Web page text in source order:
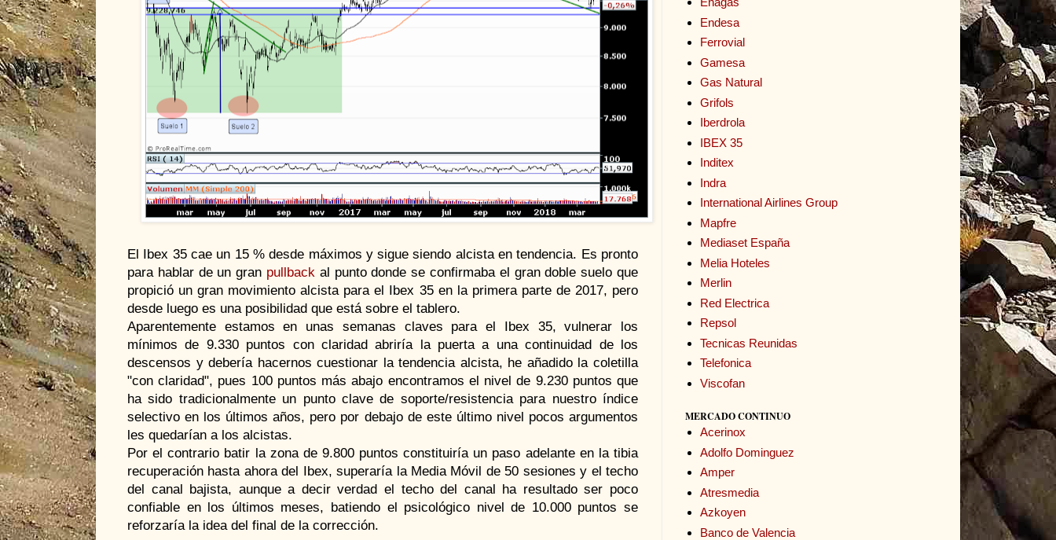
El Ibex 35 cae un 15 % desde máximos y sigue siendo alcista en tendencia. Es pronto
para hablar de un gran pullback al punto donde se confirmaba el gran doble suelo que
propició un gran movimiento alcista para el Ibex 35 en la primera parte de 2017, pero
desde luego es una posibilidad que está sobre el tablero.
Aparentemente estamos en unas semanas claves para el Ibex 35, vulnerar los
mínimos de 9.330 puntos con claridad abriría la puerta a una continuidad de los
descensos y debería hacernos cuestionar la tendencia alcista, he añadido la coletilla
"con claridad", pues 100 puntos más abajo encontramos el nivel de 9.230 puntos que
ha sido tradicionalmente un punto clave de soporte/resistencia para nuestro índice
selectivo en los últimos años, pero por debajo de este último nivel pocos argumentos
les quedarían a los alcistas.
Por el contrario batir la zona de 9.800 puntos constituiría un paso adelante en la tibia
recuperación hasta ahora del Ibex, superaría la Media Móvil de 50 sesiones y el techo
del canal bajista, aunque a decir verdad el techo del canal ha resultado ser poco
confiable en los últimos meses, batiendo el psicológico nivel de 10.000 puntos se
reforzaría la idea del final de la corrección.
Endesa
Ferrovial
Gamesa
Gas Natural
Grifols
Iberdrola
IBEX 35
Inditex
Indra
International Airlines Group
Mapfre
Mediaset España
Melia Hoteles
Merlin
Red Electrica
Repsol
Tecnicas Reunidas
Telefonica
Viscofan
MERCADO CONTINUO
Acerinox
Adolfo Dominguez
Amper
Atresmedia
Azkoyen
Banco de Valencia